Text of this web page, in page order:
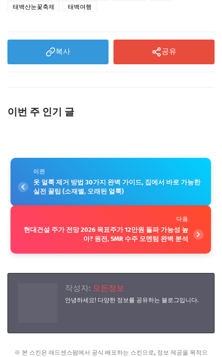
태백산눈꽃축제
태백여행
복사 공유
이번 주 인기 글
이전
옷 얼룩 제거 방법 30가지 완벽 가이드, 집에서 바로 가능한
실전 꿀팁 (소재별, 오래된 얼룩)
다음
현대건설 주가 전망 2026 목표주가 12만원 돌파 가능성 높
아? 원전, SMR 수주 모멘텀 완벽 분석
작성자: 모든정보
안녕하세요! 다양한 정보를 공유하는 블로그입니다.
※ 본 스킨은 애드센스팜에서 공식 배포하는 스킨으로, 정보 제공을 목적으